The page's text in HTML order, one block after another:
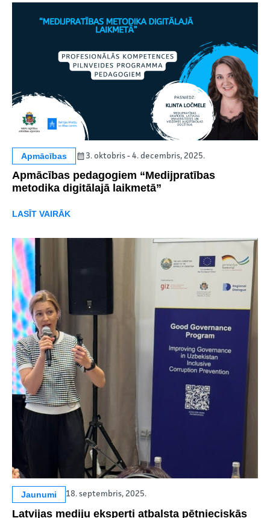
Apmācības 3. oktobris - 4. decembris, 2025.
Apmācības pedagogiem “Medijpratības
metodika digitālajā laikmetā”
LASĪT VAIRĀK
Jaunumi 18. septembris, 2025.
Latvijas mediju eksperti atbalsta pētnieciskās